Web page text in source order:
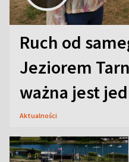
Ruch od
Jeziorem
ważna jest
Aktualności